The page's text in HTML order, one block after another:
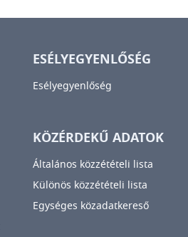
ESÉLYEGYENLŐSÉG
Esélyegyenlőség
KÖZÉRDEKŰ ADATOK
Általános közzétételi lista
Különös közzétételi lista
Egységes közadatkereső